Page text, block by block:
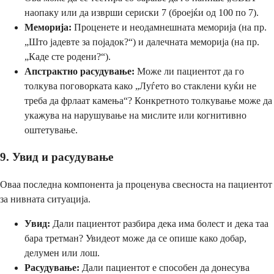
наопаку или да изврши сериски 7 (броејќи од 100 по 7).
Меморија: Проценете и неодамнешната меморија (на пр.
„Што јадевте за појадок?“) и далечната меморија (на пр.
„Каде сте родени?“).
Апстрактно расудување: Може ли пациентот да го
толкува поговорката како „Луѓето во стаклени куќи не
треба да фрлаат камења“? Конкретното толкување може да
укажува на нарушување на мислите или когнитивно
оштетување.
9. Увид и расудување
Оваа последна компонента ја проценува свесноста на пациентот
за нивната ситуација.
Увид: Дали пациентот разбира дека има болест и дека таа
бара третман? Увидеот може да се опише како добар,
делумен или лош.
Расудување: Дали пациентот е способен да донесува